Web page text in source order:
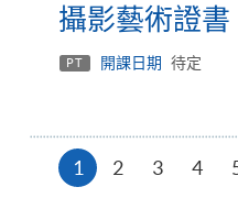
攝影藝術證書
PT 開課日期 待定
1 本
2 3 4